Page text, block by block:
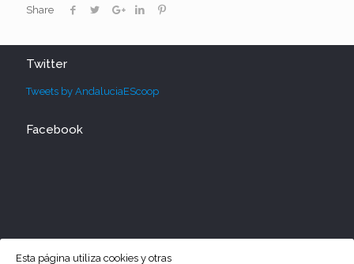
Share
Twitter
Tweets by AndaluciaEScoop
Facebook
Esta página utiliza cookies y otras